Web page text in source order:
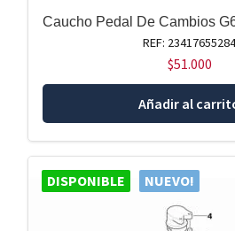
Caucho Pedal De Cambios
REF:
$51.000
Añadir al
DISPONIBLE NUEVO!